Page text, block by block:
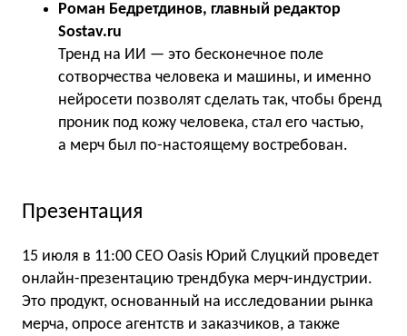
Роман Бедретдинов, главный редактор
Sostav.ru
Тренд на ИИ — это бесконечное поле
сотворчества человека и машины, и именно
нейросети позволят сделать так, чтобы бренд
проник под кожу человека, стал его частью,
а мерч был по-настоящему востребован.
Презентация
15 июля в 11:00 CEO Oasis Юрий Слуцкий проведет
онлайн-презентацию трендбука мерч-индустрии.
Это продукт, основанный на исследовании рынка
мерча, опросе агентств и заказчиков, а также